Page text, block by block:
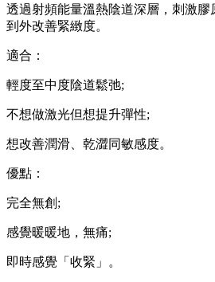
透過射頻能量溫熱陰道深層，刺激
到外改善緊緻度。
適合：
輕度至中度陰道鬆弛;
不想做激光但想提升彈性;
想改善潤滑、乾澀同敏感度。
優點：
完全無創;
感覺暖暖地，無痛;
即時感覺「收緊」。